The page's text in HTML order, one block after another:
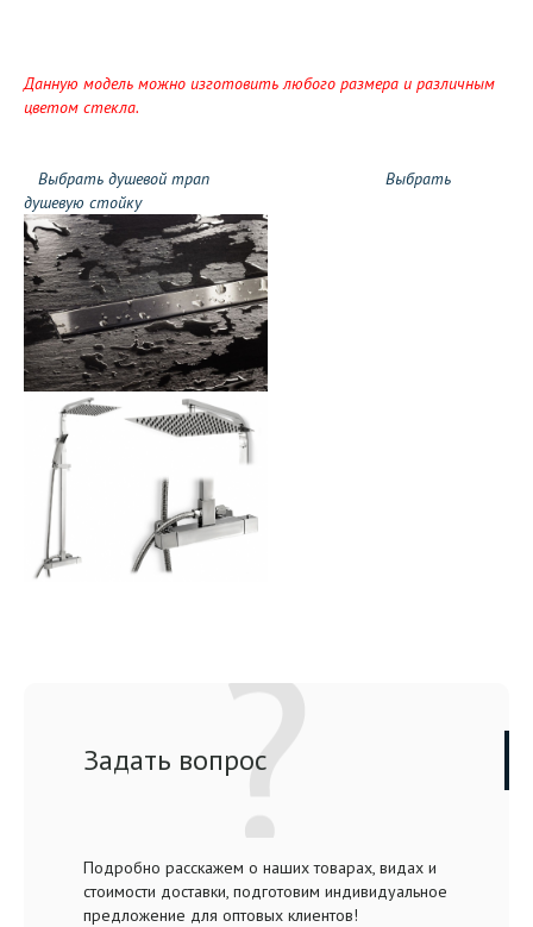
Данную модель можно изготовить любого размера и различным
цветом стекла.
Выбрать душевой трап
Выбрать
душевую стойку
Задать вопрос
Подробно расскажем о наших товарах, видах и
стоимости доставки, подготовим индивидуальное
предложение для оптовых клиентов!